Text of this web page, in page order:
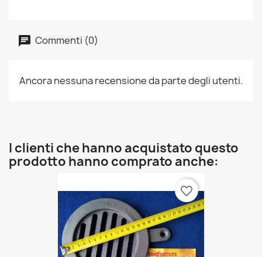
Commenti (0)
Ancora nessuna recensione da parte degli utenti.
I clienti che hanno acquistato questo
prodotto hanno comprato anche:
favorite_border